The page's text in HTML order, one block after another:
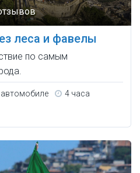
леса и фавелы
по самым
4 часа